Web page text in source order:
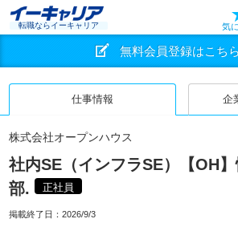
転職ならイーキャリア 気
無料会員登録はこち
仕事情報 企
株式会社オープンハウス
社内SE（インフラSE）【OH
部.
正社員
掲載終了日： 2026/9/3